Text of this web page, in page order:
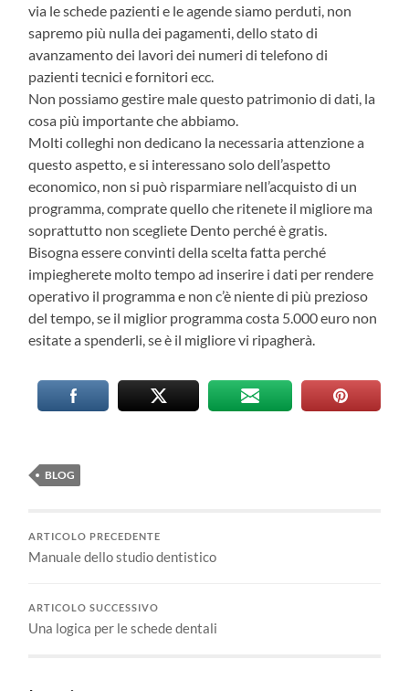
via le schede pazienti e le agende siamo perduti, non
sapremo più nulla dei pagamenti, dello stato di
avanzamento dei lavori dei numeri di telefono di
pazienti tecnici e fornitori ecc.
Non possiamo gestire male questo patrimonio di dati, la
cosa più importante che abbiamo.
Molti colleghi non dedicano la necessaria attenzione a
questo aspetto, e si interessano solo dell’aspetto
economico, non si può risparmiare nell’acquisto di un
programma, comprate quello che ritenete il migliore ma
soprattutto non scegliete Dento perché è gratis.
Bisogna essere convinti della scelta fatta perché
impiegherete molto tempo ad inserire i dati per rendere
operativo il programma e non c’è niente di più prezioso
del tempo, se il miglior programma costa 5.000 euro non
esitate a spenderli, se è il migliore vi ripagherà.
BLOG
ARTICOLO PRECEDENTE
Manuale dello studio dentistico
ARTICOLO SUCCESSIVO
Una logica per le schede dentali